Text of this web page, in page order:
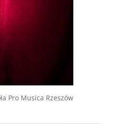
Pro Musica Rzeszów